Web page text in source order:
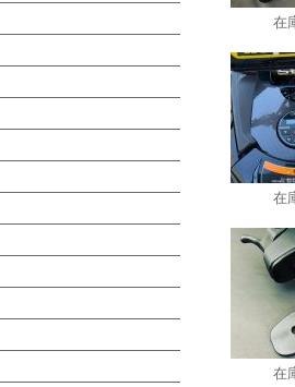
在
在
在